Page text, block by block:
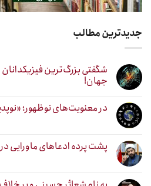
جدیدترین مطالب
شگفتی بزرگ‌ترین
جهان!
در معنویت‌های نوظهور؛
پشت پرده ادعاهای ماورایی